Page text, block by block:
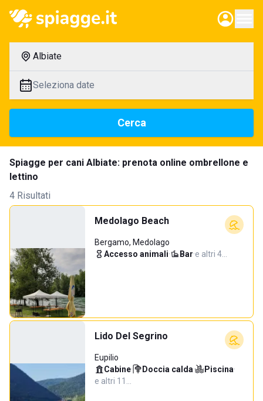
Albiate
Seleziona date
Cerca
Spiagge per cani Albiate: prenota online ombrellone e
lettino
4 Risultati
Medolago Beach
Bergamo, Medolago
Accesso animali· Bar·e altri 4…
Lido Del Segrino
Eupilio
Cabine· Doccia calda· Piscina·
e altri 11…